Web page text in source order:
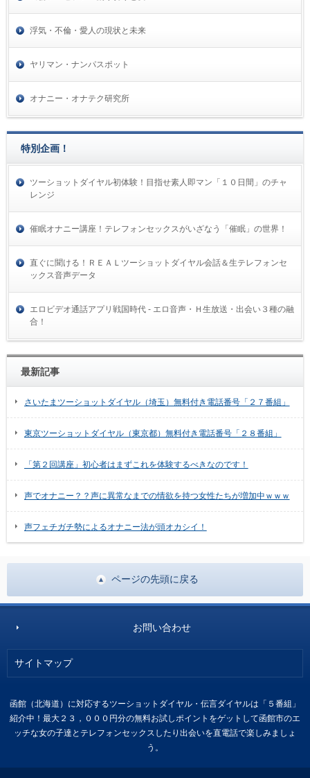
浮気・不倫・愛人の現状と未来
ヤリマン・ナンパスポット
オナニー・オナテク研究所
特別企画！
ツーショットダイヤル初体験！目指せ素人即マン「１０日間」のチャ
レンジ
催眠オナニー講座！テレフォンセックスがいざなう「催眠」の世界！
直ぐに聞ける！ＲＥＡＬツーショットダイヤル会話＆生テレフォンセ
ックス音声データ
エロビデオ通話アプリ戦国時代 - エロ音声・Ｈ生放送・出会い３種の融
合！
最新記事
さいたまツーショットダイヤル（埼玉）無料付き電話番号「２７番組」
東京ツーショットダイヤル（東京都）無料付き電話番号「２８番組」
「第２回講座」初心者はまずこれを体験するべきなのです！
声でオナニー？？声に異常なまでの情欲を持つ女性たちが増加中ｗｗｗ
声フェチガチ勢によるオナニー法が頭オカシイ！
ページの先頭に戻る
お問い合わせ
サイトマップ
函館（北海道）に対応するツーショットダイヤル・伝言ダイヤルは「５番組」
紹介中！最大２３，０００円分の無料お試しポイントをゲットして函館市のエ
ッチな女の子達とテレフォンセックスしたり出会いを直電話で楽しみましょ
う。